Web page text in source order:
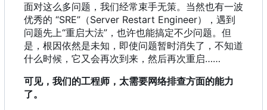
面对这么多问题，我们经常束手无策。当然也有一波
优秀的 “SRE” （Server Restart Engineer） ， 遇到
问题先上“重启大法” ， 也许也能搞定不少问题。但
是 ， 根因依然是未知 ， 即使问题暂时消失了 ， 不知道
什么时候 ， 它又会再次到来 ， 然后再次重启……
可见，我们的工程师，太需要网络排查方面的能力
了。